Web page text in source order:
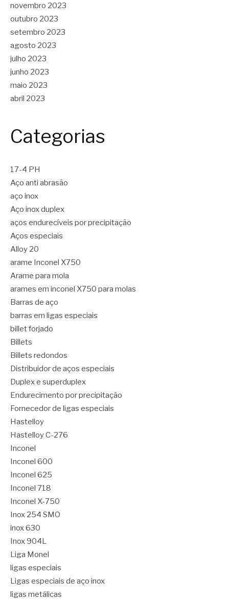
novembro 2023
outubro 2023
setembro 2023
agosto 2023
julho 2023
junho 2023
maio 2023
abril 2023
Categorias
17-4 PH
Aço anti abrasão
aço inox
Aço inox duplex
aços endurecíveis por precipitação
Aços especiais
Alloy 20
arame Inconel X750
Arame para mola
arames em inconel X750 para molas
Barras de aço
barras em ligas especiais
billet forjado
Billets
Billets redondos
Distribuidor de aços especiais
Duplex e superduplex
Endurecimento por precipitação
Fornecedor de ligas especiais
Hastelloy
Hastelloy C-276
Inconel
Inconel 600
Inconel 625
Inconel 718
Inconel X-750
Inox 254 SMO
inox 630
Inox 904L
Liga Monel
ligas especiais
Ligas especiais de aço inox
ligas metálicas